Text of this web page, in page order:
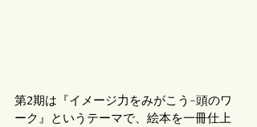
第2期は『イメージ力をみがこう-頭のワ
ーク』というテーマで、絵本を一冊仕上